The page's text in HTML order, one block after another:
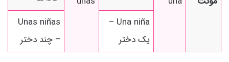
Una niña –
یک دختر
Unas niñas
– چند دختر